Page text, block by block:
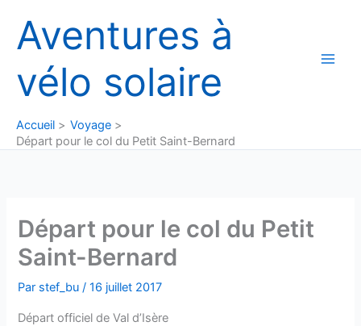
contenu
Aventures à
vélo solaire
Accueil
Voyage
Départ pour le col du Petit Saint-Bernard
Départ pour le col du Petit
Saint-Bernard
Par stef_bu/16 juillet 2017
Départ officiel de Val d’Isère